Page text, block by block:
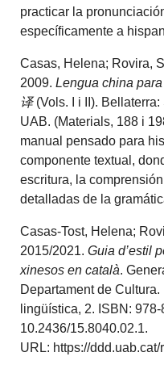
practicar la
específicamente a
Casas, Helena; Rovira,
2009.Lengua china
译(Vols. I i II).
UAB. (Materials, 188 i
manual pensado para
componente textual,
escritura, la
detalladas de la
Casas-Tost, Helena;
2015/2021.Guia d’estil
xinesos en català.
Departament de
lingüística, 2. ISBN:
10.2436/15.8040.02.1.
URL: https://